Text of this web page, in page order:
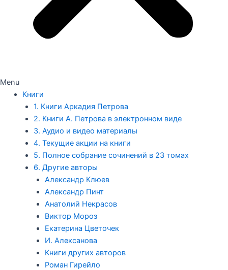
Menu
Книги
1. Книги Аркадия Петрова
2. Книги А. Петрова в электронном виде
3. Аудио и видео материалы
4. Текущие акции на книги
5. Полное собрание сочинений в 23 томах
6. Другие авторы
Александр Клюев
Александр Пинт
Анатолий Некрасов
Виктор Мороз
Екатерина Цветочек
И. Алексанова
Книги других авторов
Роман Гирейло